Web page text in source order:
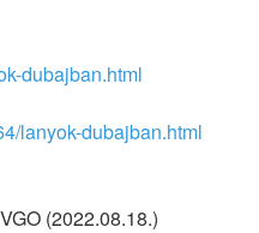
dubajban.html
lanyok-dubajban.html
(2022.08.18.)